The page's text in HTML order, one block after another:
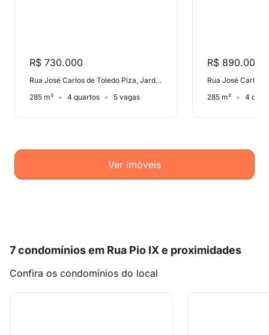
R$ 730.000
Rua José Carlos de Toledo Piza, Jardim Fonte do Morumbi
285 m²
4 quartos 5 vagas
R$ 890.000
285 m² 4
Ver imóveis
7 condomínios em Rua Pio IX e proximidades
Confira os condomínios do local